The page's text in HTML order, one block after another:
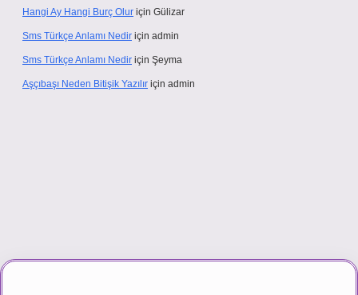
Hangi Ay Hangi Burç Olur için Gülizar
Sms Türkçe Anlamı Nedir için admin
Sms Türkçe Anlamı Nedir için Şeyma
Aşçıbaşı Neden Bitişik Yazılır için admin